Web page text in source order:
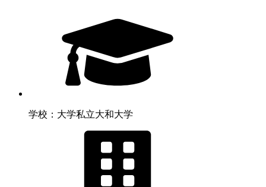
学校：大学私立大和大学